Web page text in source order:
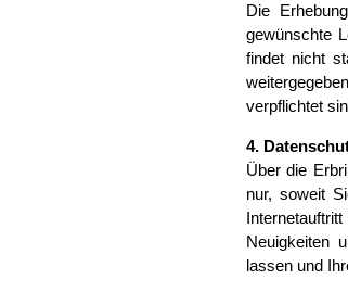
Die
gewünschte
findet nicht
verpflichtet
4.
Über die
nur, soweit
Neuigkeiten
lassen und